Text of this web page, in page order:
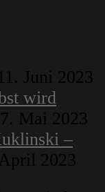
11. Juni 2023
wird
7. Mai 2023
–
2023